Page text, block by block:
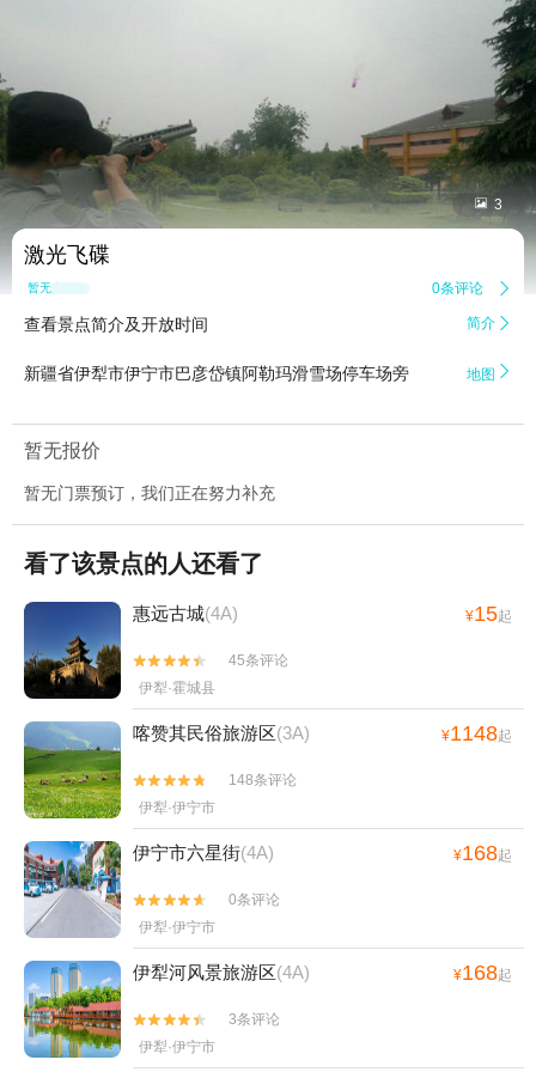
 3
激光飞碟
暂无点评 0条评论 
查看景点简介及开放时间 简介 
新疆省伊犁市伊宁市巴彦岱镇阿勒玛滑雪场停车场旁 地图 
暂无报价
暂无门票预订，我们正在努力补充
看了该景点的人还看了
惠远古城(4A) ¥15起


45条评论
伊犁·霍城县
喀赞其民俗旅游区(3A) ¥1148起


148条评论
伊犁·伊宁市
伊宁市六星街(4A) ¥168起


0条评论
伊犁·伊宁市
伊犁河风景旅游区(4A) ¥168起


3条评论
伊犁·伊宁市